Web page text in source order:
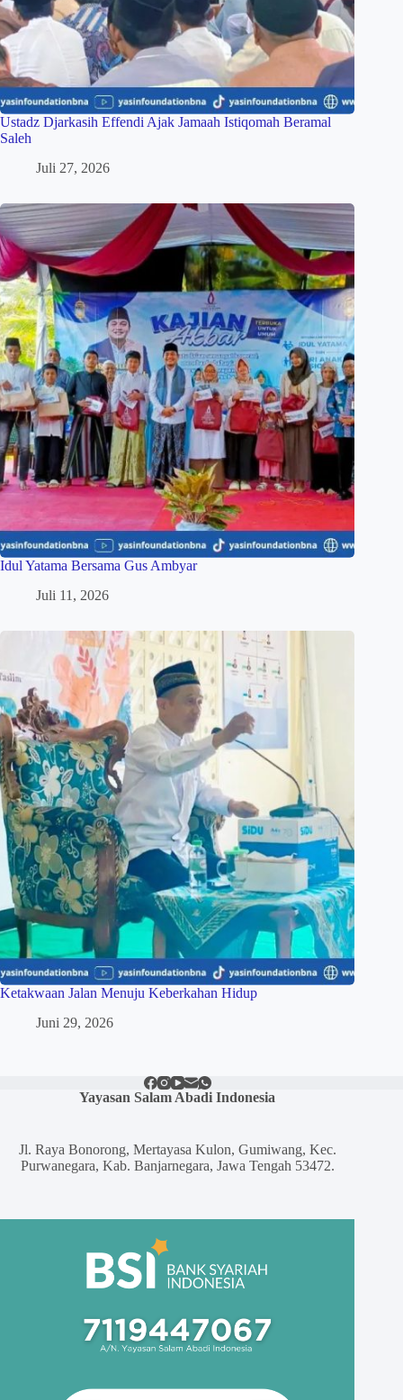
Ustadz Djarkasih Effendi Ajak Jamaah Istiqomah Beramal
Saleh
Juli 27, 2026
Idul Yatama Bersama Gus Ambyar
Juli 11, 2026
Ketakwaan Jalan Menuju Keberkahan Hidup
Juni 29, 2026
Yayasan Salam Abadi Indonesia
Jl. Raya Bonorong, Mertayasa Kulon, Gumiwang, Kec.
Purwanegara, Kab. Banjarnegara, Jawa Tengah 53472.